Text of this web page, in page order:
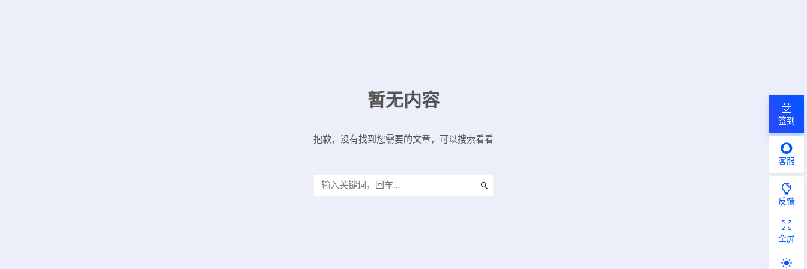
暂无内容
抱歉，没有找到您需要的文章，可以搜索看看
签到
客服
反馈
全屏